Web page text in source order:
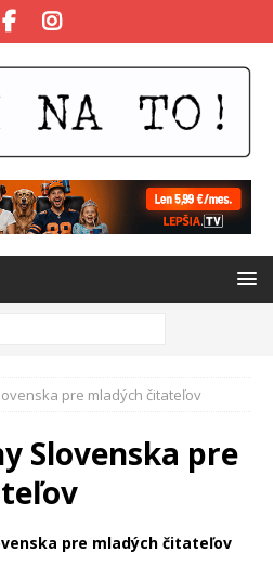
pre mladých čitateľov
Slovenska pre
pre mladých čitateľov